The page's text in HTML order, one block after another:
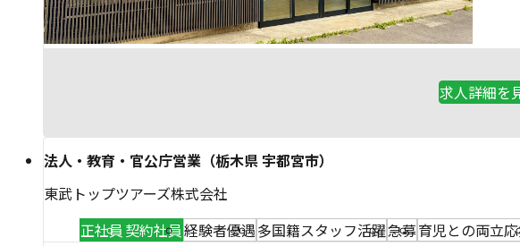
求人詳細を
法人・教育・官公庁営業（栃木県 宇都宮市）
東武トップツアーズ株式会社
正社員 契約社員経験者優遇多国籍スタッフ活躍急募育児との両立